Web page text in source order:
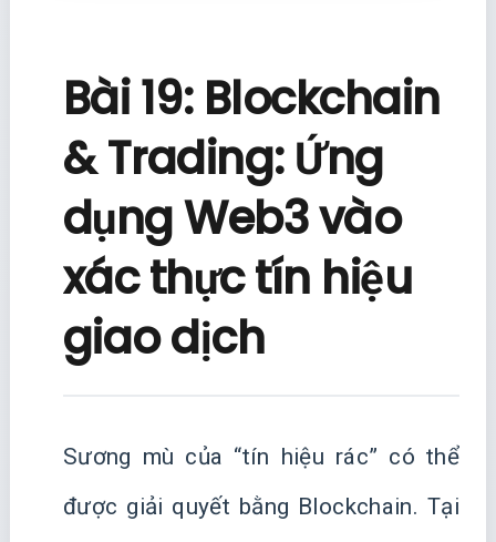
Bài 19: Blockchain
& Trading: Ứng
dụng Web3 vào
xác thực tín hiệu
giao dịch
Sương mù của “tín hiệu rác” có thể
được giải quyết bằng Blockchain. Tại